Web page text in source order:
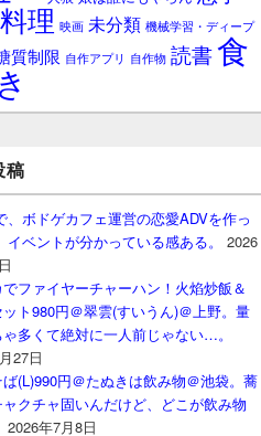
料理 映画 未分類 機械学習・ディープ
質制限 自作アプリ 自作物 読書食
稿
、ボドゲカフェ運営の恋愛ADVを作っ
イベントが分かっている感ある。
2026
ファイヤーチャーハン！火焰炒飯＆
ト980円＠翠雲(すいうん)＠上野。量
多くて絶対に一人前じゃない…。
27日
(L)990円＠たぬきは飲み物＠池袋。蕎
クチャ固いんだけど、どこが飲み物
2026年7月8日